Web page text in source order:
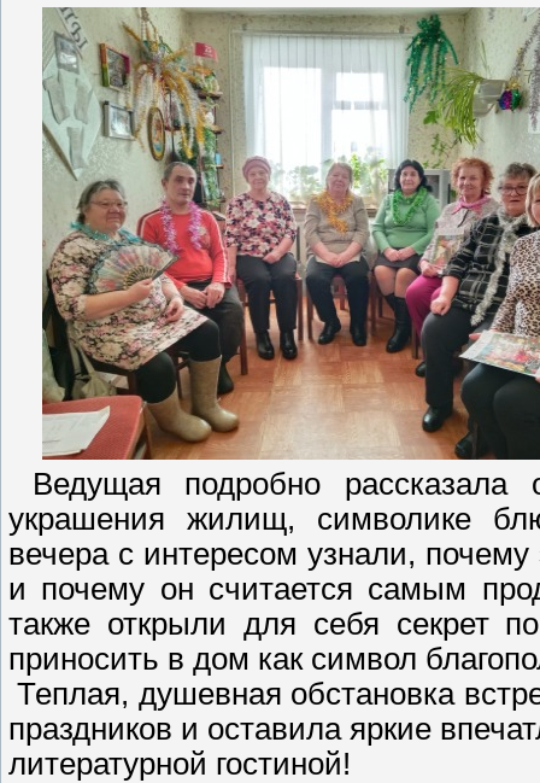
Ведущая подробно рассказала
украшения жилищ, символике
вечера с интересом узнали,
и почему он считается самым
также открыли для себя секрет
приносить в дом как символ
Теплая, душевная обстановка
праздников и оставила яркие
литературной гостиной!